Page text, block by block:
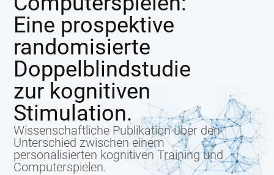
Eine prospektive
randomisierte
Doppelblindstudie
zur kognitiven
Stimulation.
Wissenschaftliche Publikation über den
Unterschied zwischen einem
personalisierten kognitiven Training und
Computerspielen.